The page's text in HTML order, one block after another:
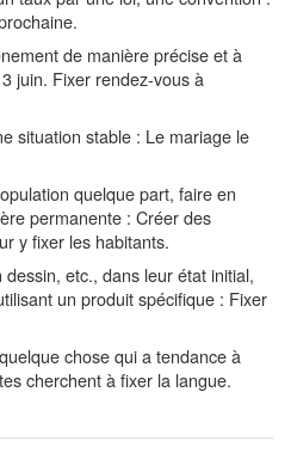
de manière précise et à
juin. Fixer rendez-vous à
situation stable : Le mariage le
quelque part, faire en
permanente : Créer des
y fixer les habitants.
etc., dans leur état initial,
un produit spécifique : Fixer
chose qui a tendance à
cherchent à fixer la langue.